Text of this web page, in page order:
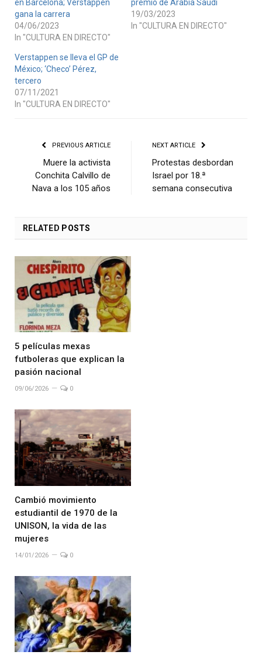
en Barcelona; Verstappen
gana la carrera
04/06/2023
In "CULTURA EN DIRECTO"
premio de Arabia Saudí
19/03/2023
In "CULTURA EN DIRECTO"
Verstappen se lleva el GP de
México; ‘Checo’ Pérez,
tercero
07/11/2021
In "CULTURA EN DIRECTO"
PREVIOUS ARTICLE
Muere la activista
Conchita Calvillo de
Nava a los 105 años
NEXT ARTICLE
Protestas desbordan
Israel por 18.ª
semana consecutiva
RELATED POSTS
5 películas mexas
futboleras que explican la
pasión nacional
09/06/2026 0
Cambió movimiento
estudiantil de 1970 de la
UNISON, la vida de las
mujeres
14/01/2026 0